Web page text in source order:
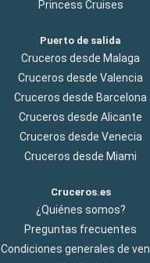
Princess Cruises
Puerto de salida
Cruceros desde Malaga
Cruceros desde Valencia
Cruceros desde Barcelona
Cruceros desde Alicante
Cruceros desde Venecia
Cruceros desde Miami
Cruceros.es
¿Quiénes somos?
Preguntas frecuentes
Condiciones generales de